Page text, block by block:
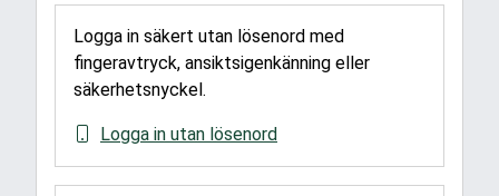
Logga in säkert utan lösenord med
fingeravtryck, ansiktsigenkänning eller
säkerhetsnyckel.
Logga in utan lösenord